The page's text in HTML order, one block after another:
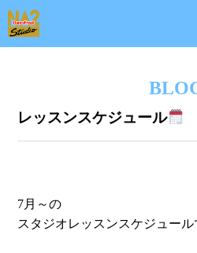
レッスンスケジュール
7月～の
スタジオレッスンスケジュール